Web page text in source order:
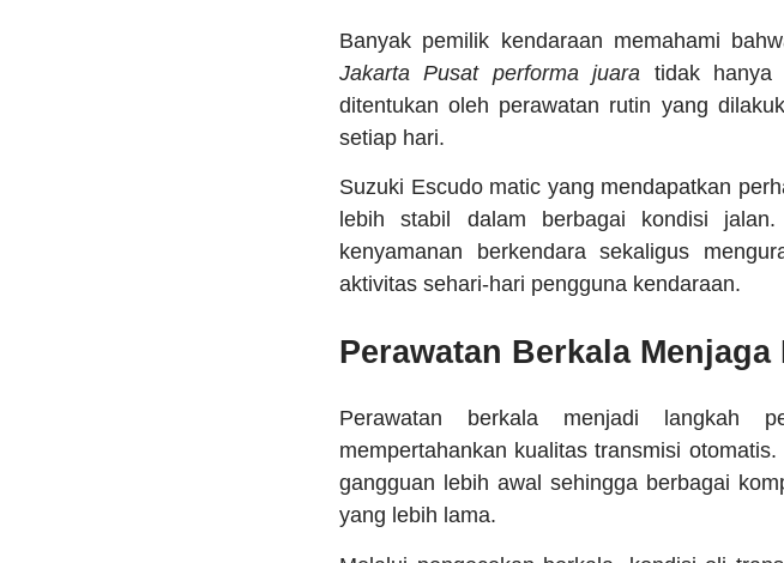
Banyak pemilik kendaraan memahami
Jakarta Pusat performa juara tidak hanya
ditentukan oleh perawatan rutin yang
setiap hari.
Suzuki Escudo matic yang mendapatkan
lebih stabil dalam berbagai kondisi
kenyamanan berkendara sekaligus
aktivitas sehari-hari pengguna kendaraan.
Perawatan Berkala
Perawatan berkala menjadi langkah
mempertahankan kualitas transmisi
gangguan lebih awal sehingga berbagai
yang lebih lama.